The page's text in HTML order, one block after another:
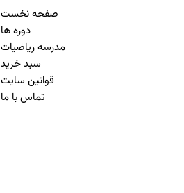
صفحه نخست
دوره ها
مدرسه ریاضیات
سبد خرید
قوانین سایت
تماس با ما